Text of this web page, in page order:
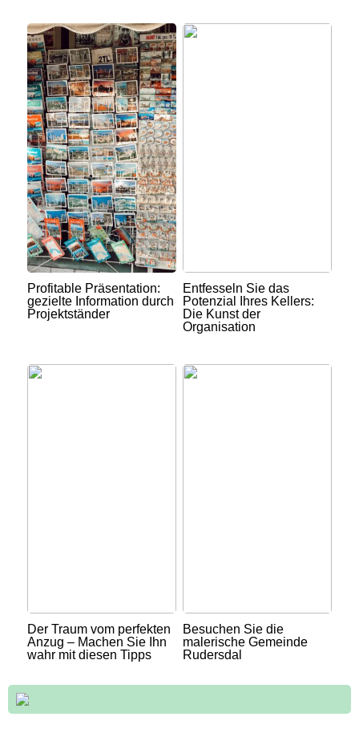
Profitable Präsentation:
gezielte Information durch
Projektständer
Entfesseln Sie das
Potenzial Ihres Kellers:
Die Kunst der
Organisation
Der Traum vom perfekten
Anzug – Machen Sie Ihn
wahr mit diesen Tipps
Besuchen Sie die
malerische Gemeinde
Rudersdal